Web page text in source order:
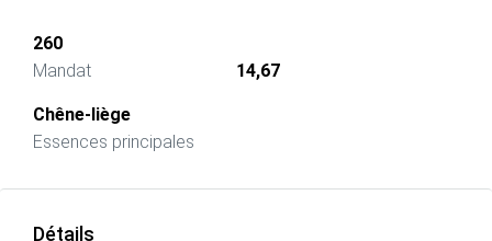
260
Mandat
14,67
Chêne-liège
Essences principales
Détails